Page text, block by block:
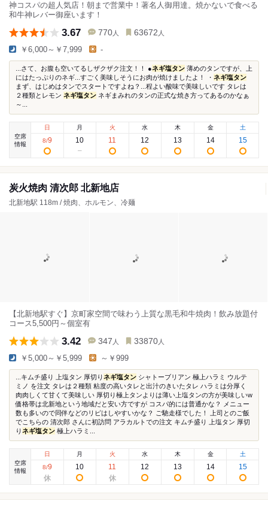
神コスパの超人気店！朝まで営業中！著名人御用達。焼かないで食べる
和牛神レバー御座います！
3.67 770 人 63672 人
￥6,000～￥7,999 -
...さて、お腹も空いてるしザクザク注文！！ ●ネギ塩タン 薄めのタンですが、上
にはたっぷりのネギ...すごく美味しそうにお肉が焼けましたよ！ ・ ネギ塩タン
まず、はじめはタンでスタートですよね？...程よい酸味で美味しいです タレは
２種類とレモン ネギ塩タン ネギまみれのタンの正式な焼き方ってあるのかなぁ
～...
空席
情報
日
8/9
月
10
火
11
水
12
木
13
金
14
土
15
炭火焼肉 清次郎 北新地店
北新地駅 118m / 焼肉、ホルモン、冷麺
【北新地駅すぐ】京町家空間で味わう上質な黒毛和牛焼肉！飲み放題付
コース5,500円～個室有
3.42 347 人 33870 人
￥5,000～￥5,999 ～￥999
...キムチ盛り 上塩タン 厚切りネギ塩タン シャトーブリアン 極上ハラミ ウルテ
ミノ を注文 タレは２種類 粘度の高いタレと出汁のきいたタレ ハラミは分厚く
肉肉しくて甘くて美味しい 厚切り極上タンよりは薄い上塩タンの方が美味しいw
価格帯は北新地という地域だと安い方ですが コスパ的には普通かな？ メニュー
数も多いので同伴などのリピはしやすいかな？ ご馳走様でした！ 上司とのご飯
でこちらの 清次郎 さんに初訪問 アラカルトでの注文 キムチ盛り 上塩タン 厚切
りネギ塩タン 極上ハラミ...
空席
情報
日
8/9
月
10
火
11
水
12
木
13
金
14
土
15